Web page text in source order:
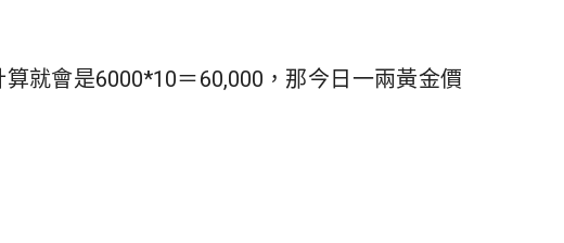
就會是6000*10＝60,000，那今日一兩黃金價